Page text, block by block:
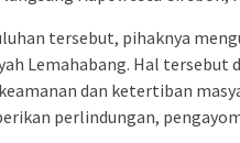
tersebut, pihaknya
Lemahabang. Hal tersebut
dan ketertiban
perlindungan,